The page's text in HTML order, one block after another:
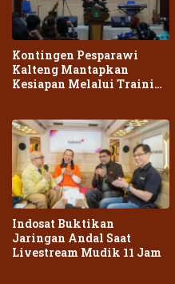
Kontingen Pesparawi
Kalteng Mantapkan
Kesiapan Melalui Training
Indosat Buktikan
Jaringan Andal Saat
Livestream Mudik 11 Jam